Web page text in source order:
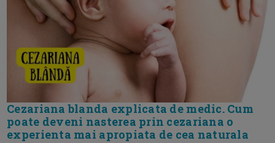
Cezariana blanda explicata de medic. Cum
poate deveni nasterea prin cezariana o
experienta mai apropiata de cea naturala